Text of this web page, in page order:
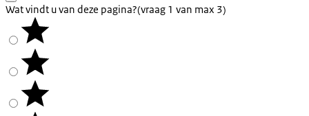
Wat vindt u van deze pagina?(vraag 1 van max 3)